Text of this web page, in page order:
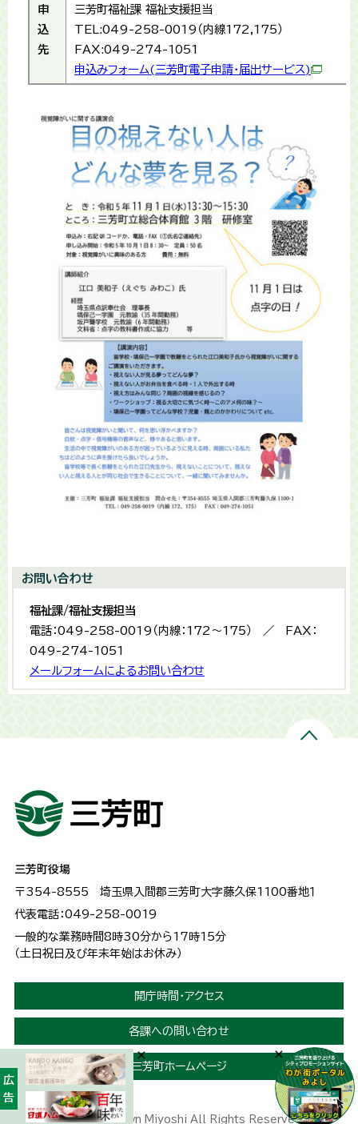
申
込
先
三芳町福祉課 福祉支援担当
TEL:049-258-0019（内線172,175）
FAX:049-274-1051
申込みフォーム(三芳町電子申請・届出サービス)
お問い合わせ
福祉課/福祉支援担当
電話：049-258-0019（内線：172～175） ／ FAX：
049-274-1051
メールフォームによるお問い合わせ
三芳町役場
〒354-8555 埼玉県入間郡三芳町大字藤久保1100番地１
代表電話：049-258-0019
一般的な業務時間8時30分から17時15分
（土日祝日及び年末年始はお休み）
開庁時間・アクセス
各課への問い合わせ
三芳町ホームページ
広告
Copyright © Town Miyoshi All Rights Reserved.